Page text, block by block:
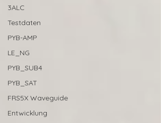
3ALC
Testdaten
PYB-AMP
LE_NG
PYB_SUB4
PYB_SAT
FRS5X Waveguide
Entwicklung